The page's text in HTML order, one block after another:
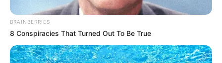
BRAINBERRIES
8 Conspiracies That Turned Out To Be True